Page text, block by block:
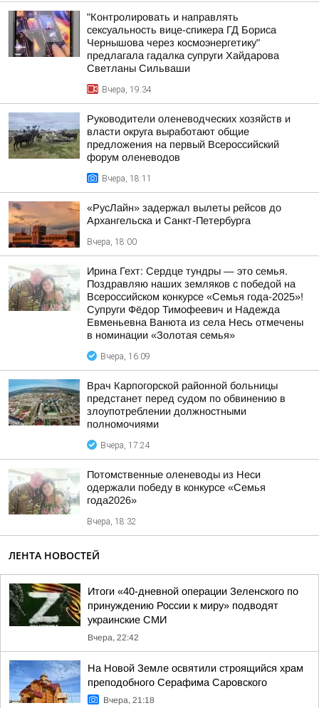
"Контролировать и направлять
сексуальность вице-спикера ГД Бориса
Чернышова через космоэнергетику"
предлагала гадалка супруги Хайдарова
Светланы Сильваши
Вчера, 19:34
Руководители оленеводческих хозяйств и
власти округа выработают общие
предложения на первый Всероссийский
форум оленеводов
Вчера, 18:11
«РусЛайн» задержал вылеты рейсов до
Архангельска и Санкт-Петербурга
Вчера, 18:00
Ирина Гехт: Сердце тундры — это семья.
Поздравляю наших земляков с победой на
Всероссийском конкурсе «Семья года-2025»!
Супруги Фёдор Тимофеевич и Надежда
Евменьевна Ванюта из села Несь отмечены
в номинации «Золотая семья»
Вчера, 16:09
Врач Карпогорской районной больницы
предстанет перед судом по обвинению в
злоупотреблении должностными
полномочиями
Вчера, 17:24
Потомственные оленеводы из Неси
одержали победу в конкурсе «Семья
года2026»
Вчера, 18:32
ЛЕНТА НОВОСТЕЙ
Итоги «40-дневной операции Зеленского по
принуждению России к миру» подводят
украинские СМИ
Вчера, 22:42
На Новой Земле освятили строящийся храм
преподобного Серафима Саровского
Вчера, 21:18